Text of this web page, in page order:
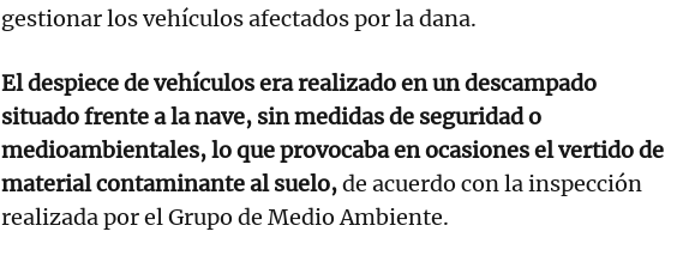
gestionar los vehículos afectados por la dana.
El despiece de vehículos era realizado en un descampado
situado frente a la nave, sin medidas de seguridad o
medioambientales, lo que provocaba en ocasiones el vertido de
material contaminante al suelo,de acuerdo con la inspección
realizada por el Grupo de Medio Ambiente.